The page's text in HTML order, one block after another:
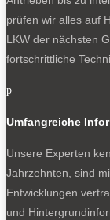
prüfen wir alles auf
LKW der nächsten
fortschrittliche
p
Umfangreiche
Unsere Experten
Jahrzehnten, sind
Entwicklungen
und